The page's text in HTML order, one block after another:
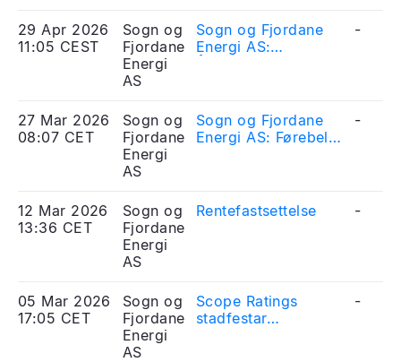
29 Apr 2026
11:05 CEST
Sogn og
Fjordane
Energi
AS
Sogn og Fjordane
Energi AS:
-
27 Mar 2026
08:07 CET
Sogn og
Fjordane
Energi
AS
Sogn og Fjordane
Energi AS: Førebels
-
12 Mar 2026
13:36 CET
Sogn og
Fjordane
Energi
AS
Rentefastsettelse -
05 Mar 2026
17:05 CET
Sogn og
Fjordane
Energi
AS
Scope Ratings
stadfestar
-